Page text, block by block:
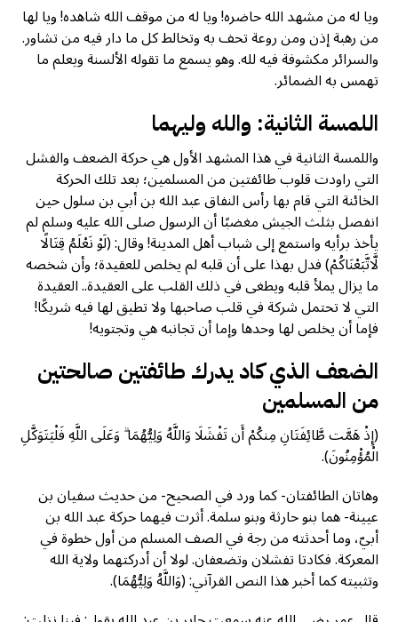
ويا له من مشهد الله حاضره! ويا له من موقف الله شاهده! ويا لها
من رهبة إذن ومن روعة تحف به وتخالط كل ما دار فيه من تشاور.
والسرائر مكشوفة فيه لله. وهو يسمع ما تقوله الألسنة ويعلم ما
تهمس به الضمائر.
اللمسة الثانية: والله وليهما
واللمسة الثانية في هذا المشهد الأول هي حركة الضعف والفشل
التي راودت قلوب طائفتين من المسلمين؛ بعد تلك الحركة
الخائنة التي قام بها رأس النفاق عبد الله بن أبي بن سلول حين
انفصل بثلث الجيش مغضبًا أن الرسول صلى الله عليه وسلم لم
يأخذ برأيه واستمع إلى شباب أهل المدينة! وقال: (لَوْ نَعْلَمُ قِتَالًا
لَّاتَّبَعْنَاكُمْ) فدل بهذا على أن قلبه لم يخلص للعقيدة؛ وأن شخصه
ما يزال يملأ قلبه ويطغى في ذلك القلب على العقيدة.. العقيدة
التي لا تحتمل شركة في قلب صاحبها ولا تطيق لها فيه شريكًا!
فإما أن يخلص لها وحدها وإما أن تجانبه هي وتجتويه!
الضعف الذي كاد يدرك طائفتين صالحتين
من المسلمين
(إِذْ هَمَّت طَّائِفَتَانِ مِنكُمْ أَن تَفْشَلَا وَاللَّهُ وَلِيُّهُمَا ۗ وَعَلَى اللَّهِ فَلْيَتَوَكَّلِ
الْمُؤْمِنُونَ).
وهاتان الطائفتان- كما ورد في الصحيح- من حديث سفيان بن
عيينة- هما بنو حارثة وبنو سلمة. أثرت فيهما حركة عبد الله بن
أبيّ، وما أحدثته من رجة في الصف المسلم من أول خطوة في
المعركة. فكادتا تفشلان وتضعفان. لولا أن أدركتهما ولاية الله
وتثبيته كما أخبر هذا النص القرآني: (وَاللَّهُ وَلِيُّهُمَا).